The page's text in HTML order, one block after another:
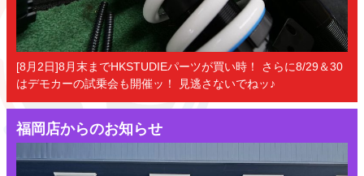
[8月2日]8月末までHKSTUDIEパーツが買い時！ さらに8/29＆30
はデモカーの試乗会も開催ッ！ 見逃さないでねッ♪
福岡店からのお知らせ